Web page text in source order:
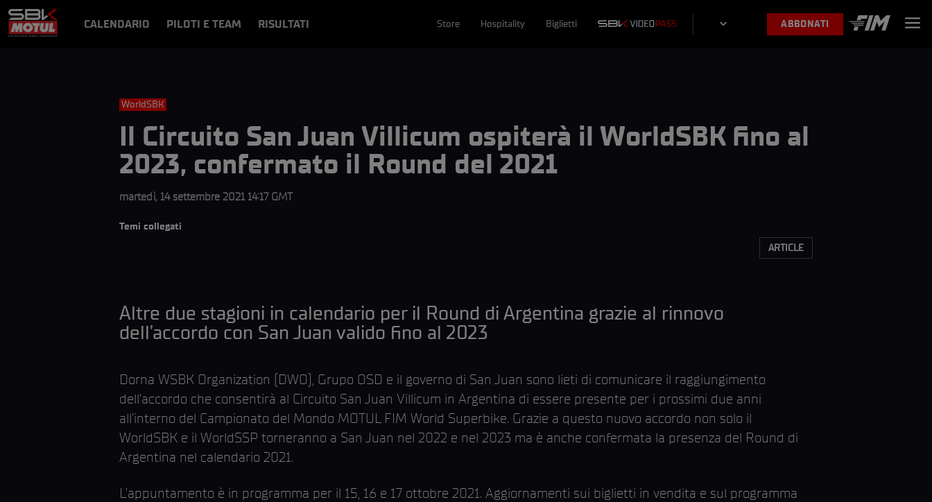
CALENDARIO PILOTI E TEAM RISULTATI Store Hospitality Biglietti ABBONATI
WorldSBK
Il Circuito San Juan Villicum ospiterà il WorldSBK fino al
2023, confermato il Round del 2021
martedì, 14 settembre 2021 14:17 GMT
Temi collegati
ARTICLE
Altre due stagioni in calendario per il Round di Argentina grazie al rinnovo
dell’accordo con San Juan valido fino al 2023
Dorna WSBK Organization (DWO), Grupo OSD e il governo di San Juan sono lieti di comunicare il raggiungimento
dell’accordo che consentirà al Circuito San Juan Villicum in Argentina di essere presente per i prossimi due anni
all’interno del Campionato del Mondo MOTUL FIM World Superbike. Grazie a questo nuovo accordo non solo il
WorldSBK e il WorldSSP torneranno a San Juan nel 2022 e nel 2023 ma è anche confermata la presenza del Round di
Argentina nel calendario 2021.
L’appuntamento è in programma per il 15, 16 e 17 ottobre 2021. Aggiornamenti sui biglietti in vendita e sul programma